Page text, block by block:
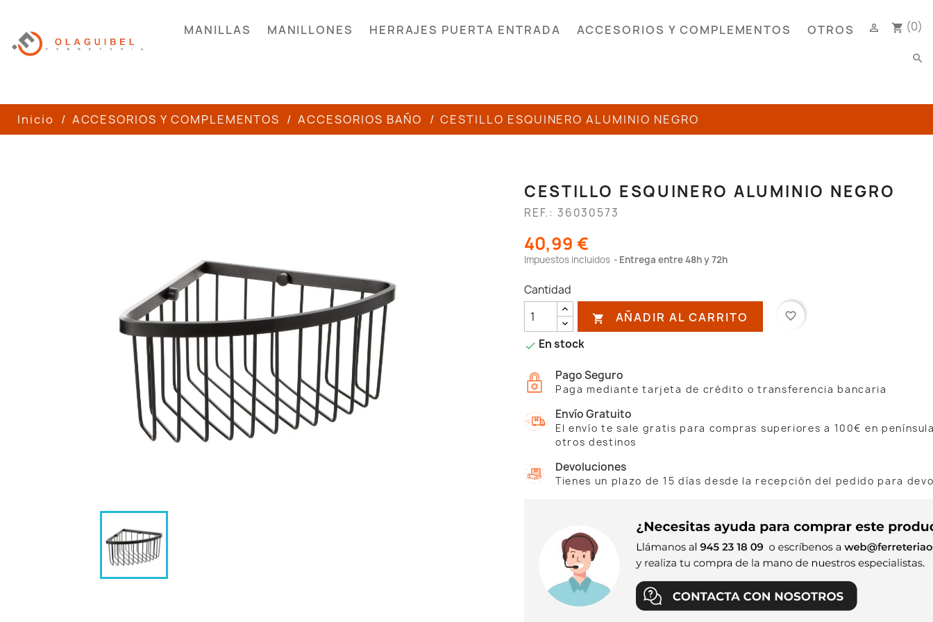
MANILLAS MANILLONES HERRAJES PUERTA ENTRADA ACCESORIOS Y COMPLEMENTOS OTROS shopping_cart (0)

search
Inicio ACCESORIOS Y COMPLEMENTOS ACCESORIOS BAÑO CESTILLO ESQUINERO ALUMINIO NEGRO
CESTILLO ESQUINERO ALUMINIO NEGRO
REF.: 36030573
40,99 €
Impuestos incluidos Entrega entre 48h y 72h
Cantidad
 AÑADIR AL CARRITO favorite_border
 En stock
Pago Seguro
Paga mediante tarjeta de crédito o transferencia bancaria
Envío Gratuito
El envío te sale gratis para compras superiores a 100€ en
otros destinos
Devoluciones
Tienes un plazo de 15 días desde la recepción del pedido para